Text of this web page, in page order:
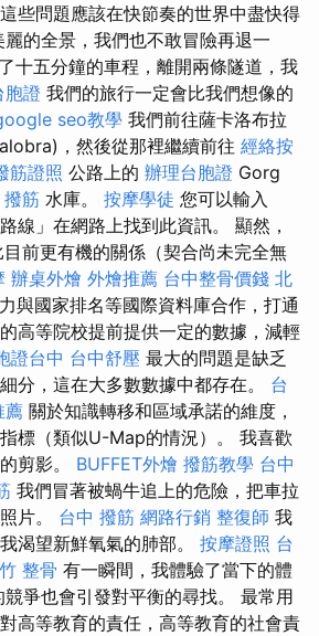
些問題應該在快節奏的世界中盡快得
的全景，我們也不敢冒險再退一
十五分鐘的車程，離開兩條隧道，我
胞證 我們的旅行一定會比我們想像的
seo教學 我們前往薩卡洛布拉
，然後從那裡繼續前往 經絡按
筋證照 公路上的 辦理台胞證 Gorg
筋 水庫。 按摩學徒 您可以輸入
線」在網路上找到此資訊。 顯然，
前更有機的關係（契合尚未完全無
辦桌外燴 外燴推薦 台中整骨價錢 北
與國家排名等國際資料庫合作，打通
高等院校提前提供一定的數據，減輕
證台中 台中舒壓 最大的問題是缺乏
分，這在大多數數據中都存在。 台
薦 關於知識轉移和區域承諾的維度，
標（類似U-Map的情況）。 我喜歡
剪影。 BUFFET外燴 撥筋教學 台中
我們冒著被蝸牛追上的危險，把車拉
片。 台中 撥筋 網路行銷 整復師 我
渴望新鮮氧氣的肺部。 按摩證照 台
整骨 有一瞬間，我體驗了當下的體
爭也會引發對平衡的尋找。 最常用
高等教育的責任，高等教育的社會責